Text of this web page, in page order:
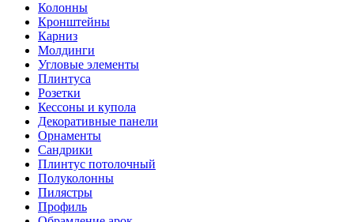
Колонны
Кронштейны
Карниз
Молдинги
Угловые элементы
Плинтуса
Розетки
Кессоны и купола
Декоративные панели
Орнаменты
Сандрики
Плинтус потолочный
Полуколонны
Пилястры
Профиль